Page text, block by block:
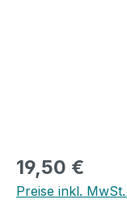
19,50 €
Preise inkl.